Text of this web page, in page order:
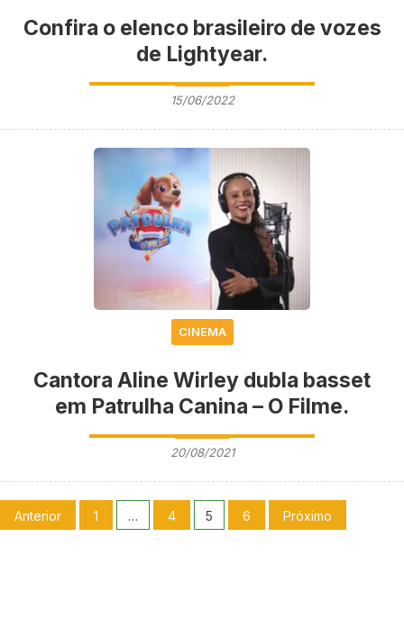
Confira o elenco brasileiro de vozes
de Lightyear.
15/06/2022
CINEMA
Cantora Aline Wirley dubla basset
em Patrulha Canina – O Filme.
20/08/2021
Anterior 1 … 4 5 6 Próximo